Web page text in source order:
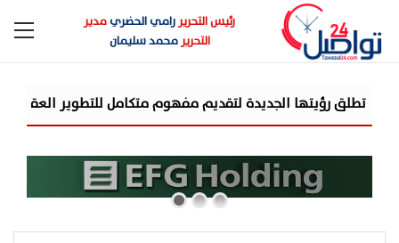
رئيس التحريررامي الحضريمدير
التحريرمحمد سليمان